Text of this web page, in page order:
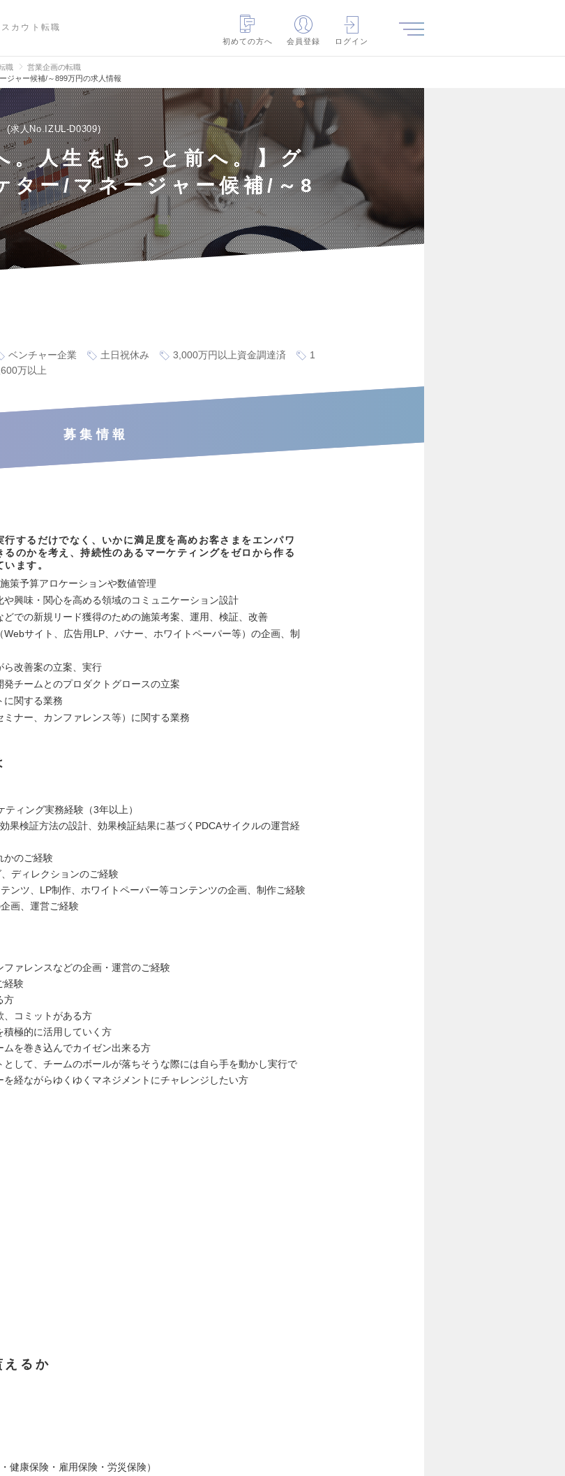
カウト転職
初めての方へ
会員登録 ログイン
職
営業企画の転職
ジャー候補/～899万円の求人情報
求人No.IZUL-D0309
。人生をもっと前へ。】グ
ター/マネージャー候補/～8
ベンチャー企業 土日祝休み 3,000万円以上資金調達済
1
万以上
募集情報
行するだけでなく、いかに満足度を高めお客さまをエンパワ
るのかを考え、持続性のあるマーケティングをゼロから作る
ます。
策予算アロケーションや数値管理
や興味・関心を高める領域のコミュニケーション設計
どでの新規リード獲得のための施策考案、運用、検証、改善
Webサイト、広告用LP、バナー、ホワイトペーパー等）の企画、制
ら改善案の立案、実行
発チームとのプロダクトグロースの立案
に関する業務
ミナー、カンファレンス等）に関する業務
ティング実務経験（3年以上）
果検証方法の設計、効果検証結果に基づくPDCAサイクルの運営経
かのご経験
ディレクションのご経験
ンツ、LP制作、ホワイトペーパー等コンテンツの企画、制作ご経験
画、運営ご経験
ファレンスなどの企画・運営のご経験
経験
方
、コミットがある方
積極的に活用していく方
ムを巻き込んでカイゼン出来る方
として、チームのボールが落ちそうな際には自ら手を動かし実行で
を経ながらゆくゆくマネジメントにチャレンジしたい方
えるか
健康保険・雇用保険・労災保険）